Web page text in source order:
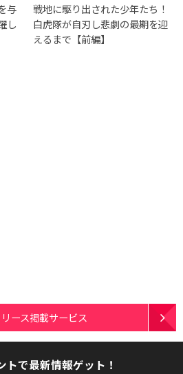
与
し
戦地に駆り出された少年たち！
白虎隊が自刃し悲劇の最期を迎
えるまで【前編】
ース掲載サービス
トで最新情報ゲット！